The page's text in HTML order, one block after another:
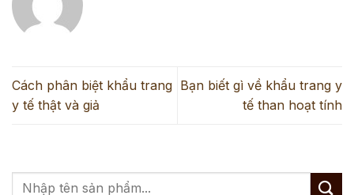
Cách phân biệt khẩu trang
y tế thật và giả
Bạn biết gì về khẩu trang y
tế than hoạt tính